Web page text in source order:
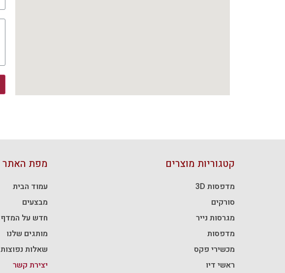
קטגוריות מוצרים
מדפסות 3D
סורקים
מגרסות נייר
מדפסות
מכשירי פקס
ראשי דיו
מפת האתר
עמוד הבית
מבצעים
חדש על המדף
מותגים שלנו
שאלות נפוצות
יצירת קשר